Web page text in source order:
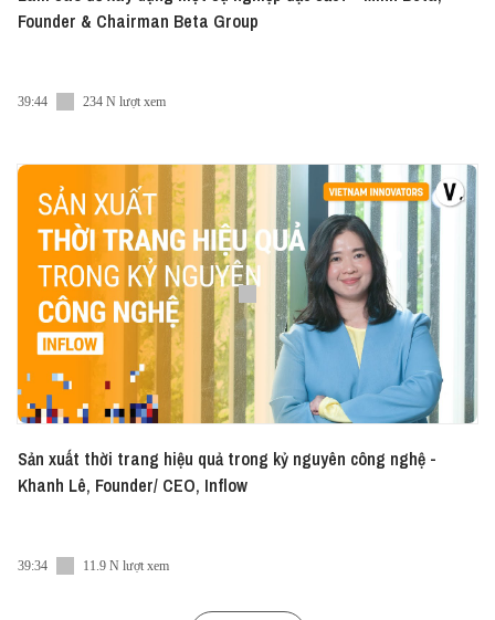
Founder & Chairman Beta Group
39:44 234 N lượt xem
Sản xuất thời trang hiệu quả trong kỷ nguyên công nghệ -
Khanh Lê, Founder/ CEO, Inflow
39:34 11.9 N lượt xem